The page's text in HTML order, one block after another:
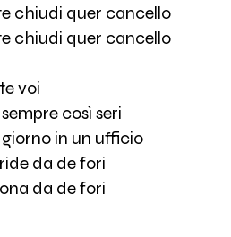
chiudi quer cancello
chiudi quer cancello
voi
così seri
in un ufficio
da de fori
da de fori